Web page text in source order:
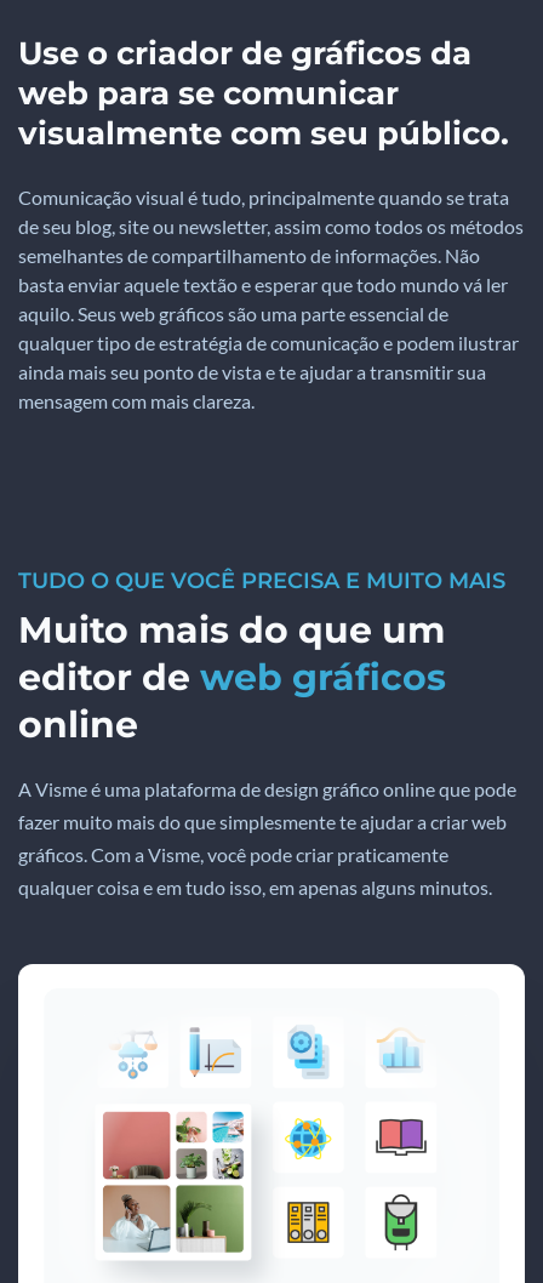
Use o criador de gráficos da
web para se comunicar
visualmente com seu público.
Comunicação visual é tudo, principalmente quando se trata
de seu blog, site ou newsletter, assim como todos os métodos
semelhantes de compartilhamento de informações. Não
basta enviar aquele textão e esperar que todo mundo vá ler
aquilo. Seus web gráficos são uma parte essencial de
qualquer tipo de estratégia de comunicação e podem ilustrar
ainda mais seu ponto de vista e te ajudar a transmitir sua
mensagem com mais clareza.
TUDO O QUE VOCÊ PRECISA E MUITO MAIS
Muito mais do que um
editor de web gráficos
online
A Visme é uma plataforma de design gráfico online que pode
fazer muito mais do que simplesmente te ajudar a criar web
gráficos. Com a Visme, você pode criar praticamente
qualquer coisa e em tudo isso, em apenas alguns minutos.